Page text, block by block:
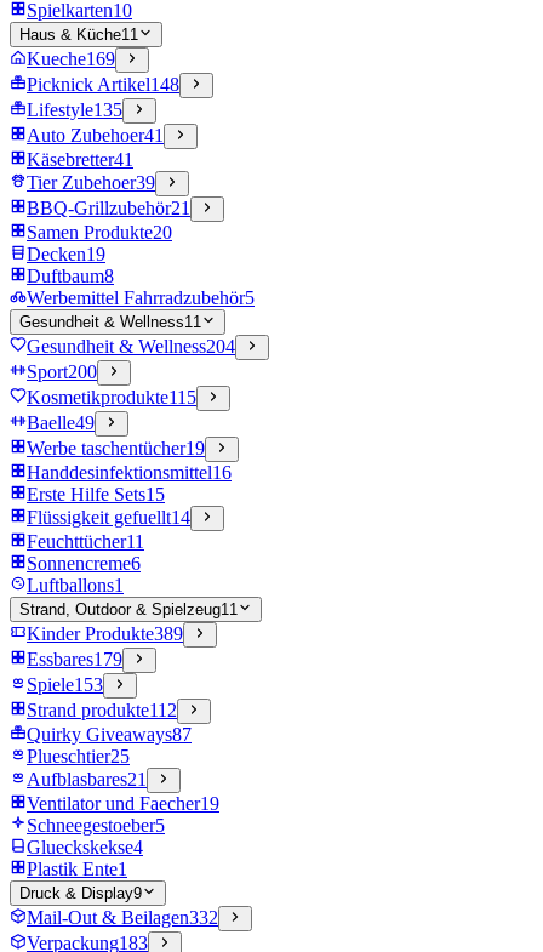
Spielkarten10
Haus & Küche11
Kueche169
Picknick Artikel148
Lifestyle135
Auto Zubehoer41
Käsebretter41
Tier Zubehoer39
BBQ-Grillzubehör21
Samen Produkte20
Decken19
Duftbaum8
Werbemittel Fahrradzubehör5
Gesundheit & Wellness11
Gesundheit & Wellness204
Sport200
Kosmetikprodukte115
Baelle49
Werbe taschentücher19
Handdesinfektionsmittel16
Erste Hilfe Sets15
Flüssigkeit gefuellt14
Feuchttücher11
Sonnencreme6
Luftballons1
Strand, Outdoor & Spielzeug11
Kinder Produkte389
Essbares179
Spiele153
Strand produkte112
Quirky Giveaways87
Plueschtier25
Aufblasbares21
Ventilator und Faecher19
Schneegestoeber5
Glueckskekse4
Plastik Ente1
Druck & Display9
Mail-Out & Beilagen332
Verpackung183